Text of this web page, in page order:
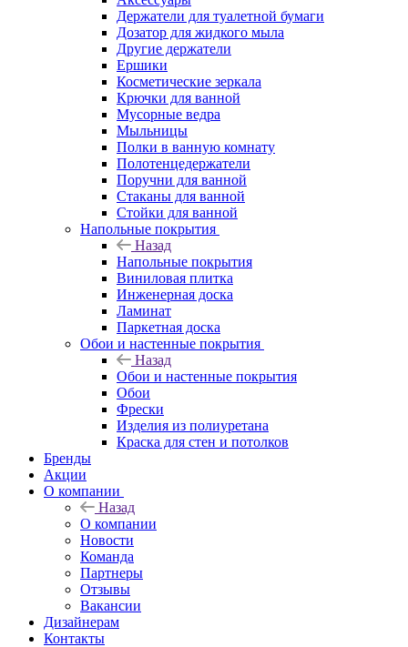
Держатели для туалетной бумаги
Дозатор для жидкого мыла
Другие держатели
Ершики
Косметические зеркала
Крючки для ванной
Мусорные ведра
Мыльницы
Полки в ванную комнату
Полотенцедержатели
Поручни для ванной
Стаканы для ванной
Стойки для ванной
Напольные покрытия
Назад
Напольные покрытия
Виниловая плитка
Инженерная доска
Ламинат
Паркетная доска
Обои и настенные покрытия
Назад
Обои и настенные покрытия
Обои
Фрески
Изделия из полиуретана
Краска для стен и потолков
Бренды
Акции
О компании
Назад
О компании
Новости
Команда
Партнеры
Отзывы
Вакансии
Дизайнерам
Контакты